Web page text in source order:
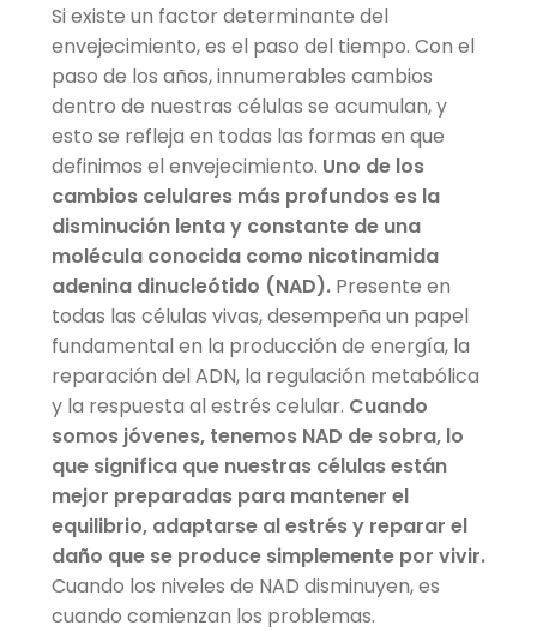
Si existe un factor determinante del
envejecimiento, es el paso del tiempo. Con el
paso de los años, innumerables cambios
dentro de nuestras células se acumulan, y
esto se refleja en todas las formas en que
definimos el envejecimiento. Uno de los
cambios celulares más profundos es la
disminución lenta y constante de una
molécula conocida como nicotinamida
adenina dinucleótido (NAD).Presente en
todas las células vivas, desempeña un papel
fundamental en la producción de energía, la
reparación del ADN, la regulación metabólica
y la respuesta al estrés celular. Cuando
somos jóvenes, tenemos NAD de sobra, lo
que significa que nuestras células están
mejor preparadas para mantener el
equilibrio, adaptarse al estrés y reparar el
daño que se produce simplemente por vivir.
Cuando los niveles de NAD disminuyen, es
cuando comienzan los problemas.